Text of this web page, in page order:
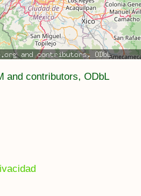
and contributors, ODbL